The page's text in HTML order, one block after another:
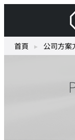
主
首頁 ▸ 公司方案